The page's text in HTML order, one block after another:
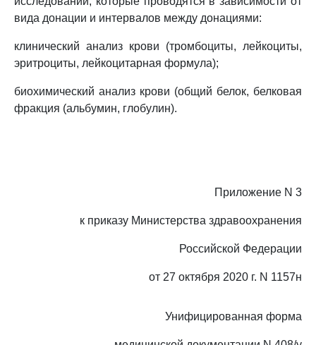
вида донации и интервалов между донациями:
клинический анализ крови (тромбоциты, лейкоциты,
эритроциты, лейкоцитарная формула);
биохимический анализ крови (общий белок, белковая
фракция (альбумин, глобулин).
Приложение N 3
к приказу Министерства здравоохранения
Российской Федерации
от 27 октября 2020 г. N 1157н
Унифицированная форма